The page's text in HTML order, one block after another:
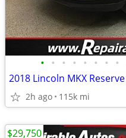
• • • • • • • •
2h ago 115k mi
$29,750